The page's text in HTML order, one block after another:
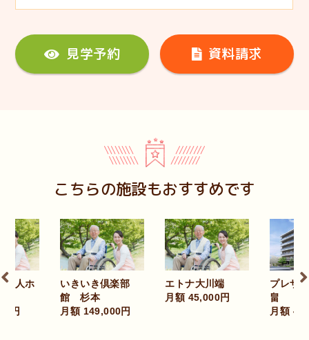
見学予約 資料請求
こちらの施設もおすすめです
倶楽部
円
エトナ大川端
月額 45,000円
プレザングラン北
畠
ライ
月額